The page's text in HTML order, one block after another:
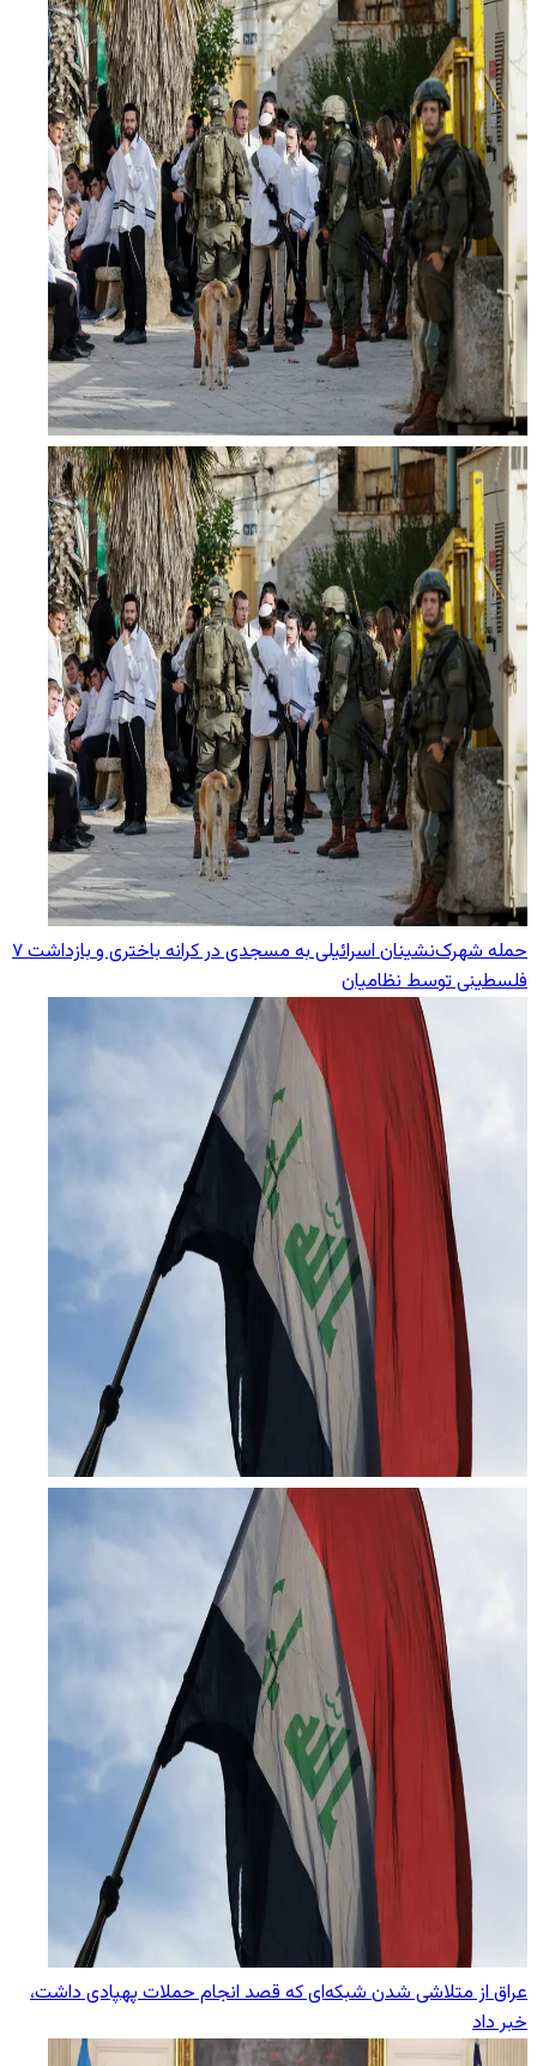
حمله شهرک‌نشینان اسرائیلی به مسجدی در کرانه باختری و بازداشت ۷
فلسطینی توسط نظامیان
عراق از متلاشی شدن شبکه‌ای که قصد انجام حملات پهپادی داشت،
خبر داد